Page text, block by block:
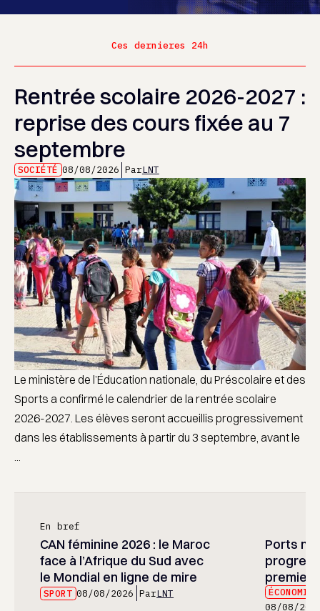
Ces dernieres 24h
Rentrée scolaire 2026-2027 :
reprise des cours fixée au 7
septembre
SOCIÉTÉ 08/08/2026 ParLNT
Le ministère de l’Éducation nationale, du Préscolaire et des
Sports a confirmé le calendrier de la rentrée scolaire
2026-2027. Les élèves seront accueillis progressivement
dans les établissements à partir du 3 septembre, avant le
En bref
CAN féminine 2026 : le Maroc
face à l’Afrique du Sud avec
le Mondial en ligne de mire
SPORT 08/08/2026 ParLNT
Ports
premier
08/08/